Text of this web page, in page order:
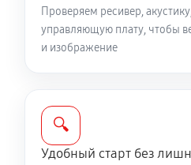
Проверяем ресивер,
управляющую плату, чтобы
и изображение
🔍
Удобный старт без